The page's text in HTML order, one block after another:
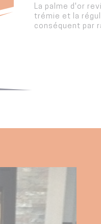
La palme d'or
trémie et la
conséquent par